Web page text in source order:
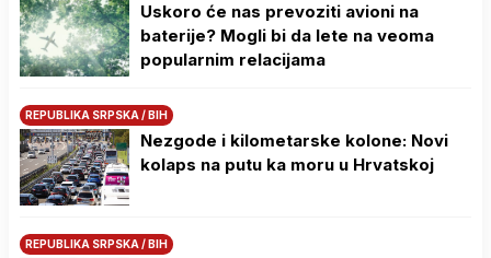
Uskoro će nas prevoziti avioni na
baterije? Mogli bi da lete na veoma
popularnim relacijama
REPUBLIKA SRPSKA / BIH
Nezgode i kilometarske kolone: Novi
kolaps na putu ka moru u Hrvatskoj
REPUBLIKA SRPSKA / BIH